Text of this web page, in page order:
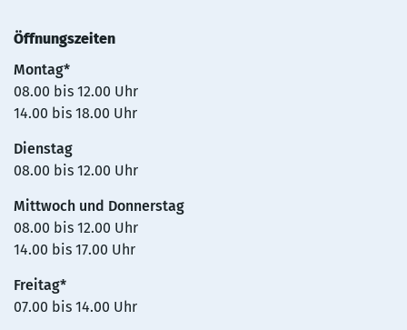
Öffnungszeiten
Montag*
08.00 bis 12.00 Uhr
14.00 bis 18.00 Uhr
Dienstag
08.00 bis 12.00 Uhr
Mittwoch und Donnerstag
08.00 bis 12.00 Uhr
14.00 bis 17.00 Uhr
Freitag*
07.00 bis 14.00 Uhr